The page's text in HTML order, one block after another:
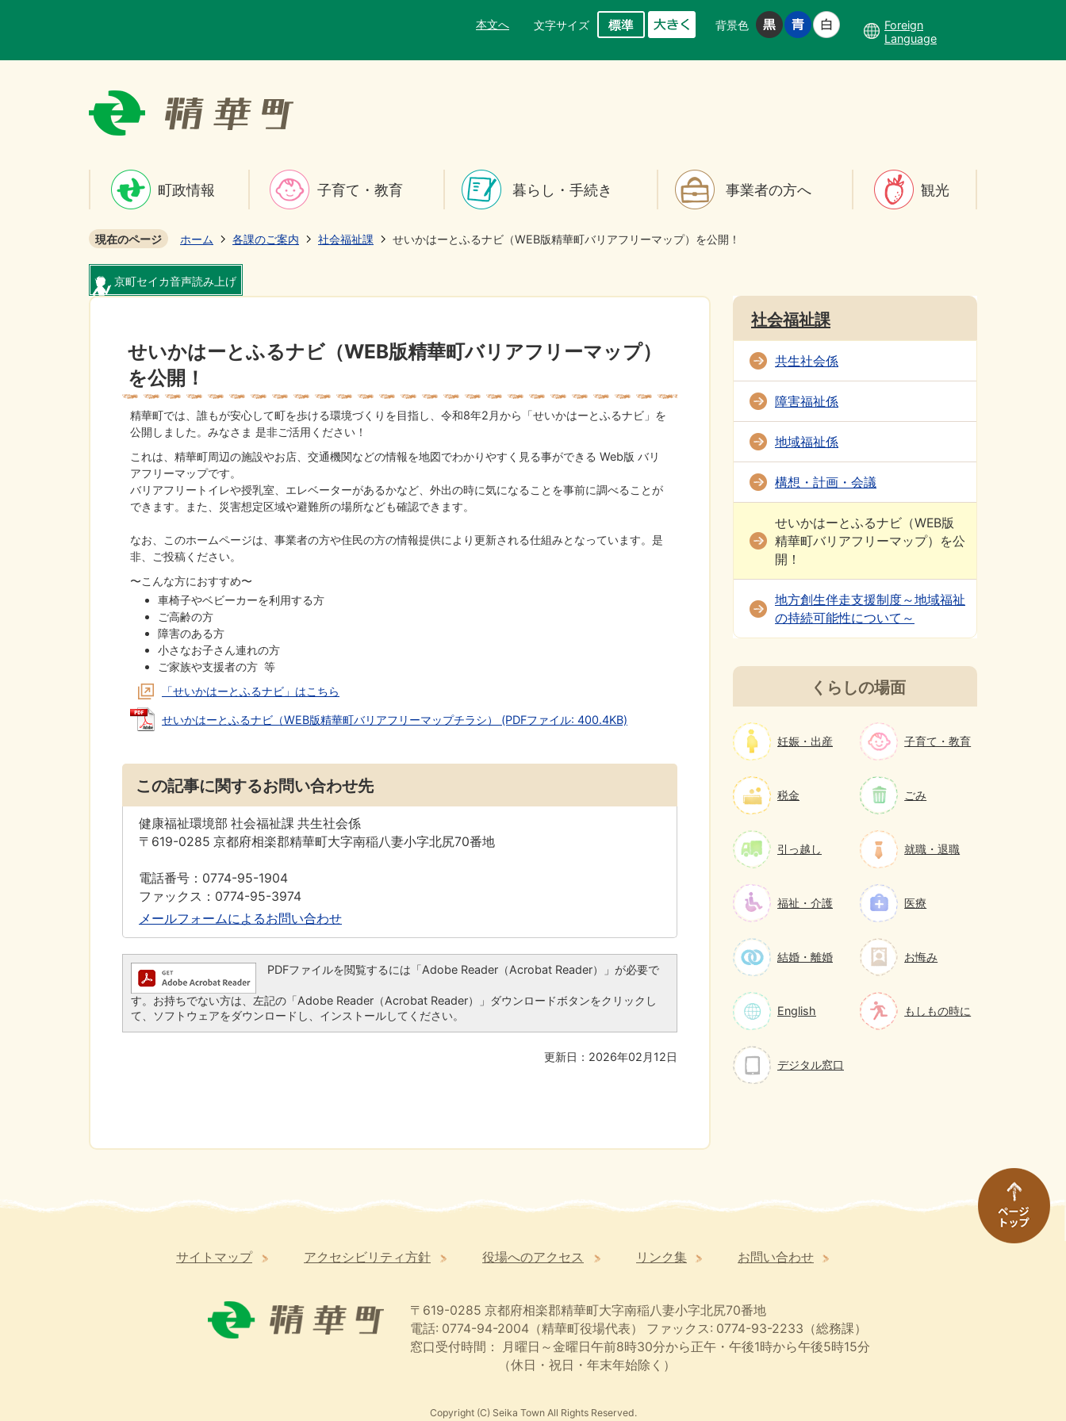
本文へ 文字サイズ 背景色
Foreign
Language
町政情報 子育て・教育 暮らし・手続き 事業者の方へ 観光
現在のページ ホーム 各課のご案内 社会福祉課 せいかはーとふるナビ（WEB版精華町バリアフリーマップ）を公開！
京町セイカ音声読み上げ
せいかはーとふるナビ（WEB版精華町バリアフリーマップ）
を公開！
精華町では、誰もが安心して町を歩ける環境づくりを目指し、令和8年2月から「せいかはーとふるナビ」を
公開しました。みなさま 是非ご活用ください！
これは、精華町周辺の施設やお店、交通機関などの情報を地図でわかりやすく見る事ができる Web版 バリ
アフリーマップです。
バリアフリートイレや授乳室、エレベーターがあるかなど、外出の時に気になることを事前に調べることが
できます。また、災害想定区域や避難所の場所なども確認できます。
なお、このホームページは、事業者の方や住民の方の情報提供により更新される仕組みとなっています。是
非、ご投稿ください。
〜こんな方におすすめ〜
車椅子やベビーカーを利用する方
ご高齢の方
障害のある方
小さなお子さん連れの方
ご家族や支援者の方 等
「せいかはーとふるナビ」はこちら
せいかはーとふるナビ（WEB版精華町バリアフリーマップチラシ） (PDFファイル: 400.4KB)
この記事に関するお問い合わせ先
健康福祉環境部 社会福祉課 共生社会係
〒619-0285 京都府相楽郡精華町大字南稲八妻小字北尻70番地
電話番号：0774-95-1904
ファックス：0774-95-3974
メールフォームによるお問い合わせ
PDFファイルを閲覧するには「Adobe Reader（Acrobat Reader）」が必要で
す。お持ちでない方は、左記の「Adobe Reader（Acrobat Reader）」ダウンロードボタンをクリックし
て、ソフトウェアをダウンロードし、インストールしてください。
更新日：2026年02月12日
社会福祉課
共生社会係
障害福祉係
地域福祉係
構想・計画・会議
せいかはーとふるナビ（WEB版
精華町バリアフリーマップ）を公
開！
地方創生伴走支援制度～地域福祉
の持続可能性について～
くらしの場面
妊娠・出産 子育て・教育
税金 ごみ
引っ越し 就職・退職
福祉・介護 医療
結婚・離婚 お悔み
English もしもの時に
デジタル窓口
サイトマップ アクセシビリティ方針 役場へのアクセス リンク集 お問い合わせ
〒619-0285 京都府相楽郡精華町大字南稲八妻小字北尻70番地
電話: 0774-94-2004（精華町役場代表） ファックス: 0774-93-2233（総務課）
窓口受付時間：
月曜日～金曜日午前8時30分から正午・午後1時から午後5時15分
（休日・祝日・年末年始除く）
Copyright (C) Seika Town All Rights Reserved.